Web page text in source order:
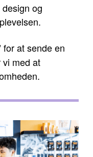
og
for at sende en
med at